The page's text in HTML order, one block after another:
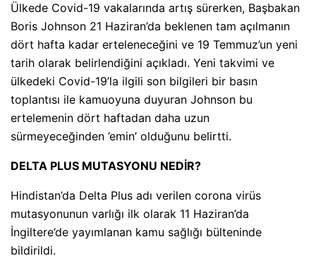
Ülkede Covid-19 vakalarında artış sürerken, Başbakan
Boris Johnson 21 Haziran’da beklenen tam açılmanın
dört hafta kadar erteleneceğini ve 19 Temmuz’un yeni
tarih olarak belirlendiğini açıkladı. Yeni takvimi ve
ülkedeki Covid-19’la ilgili son bilgileri bir basın
toplantısı ile kamuoyuna duyuran Johnson bu
ertelemenin dört haftadan daha uzun
sürmeyeceğinden ’emin’ olduğunu belirtti.
DELTA PLUS MUTASYONU NEDİR?
Hindistan’da Delta Plus adı verilen corona virüs
mutasyonunun varlığı ilk olarak 11 Haziran’da
İngiltere’de yayımlanan kamu sağlığı bülteninde
bildirildi.